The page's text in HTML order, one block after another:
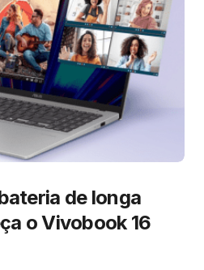
de longa
o Vivobook 16